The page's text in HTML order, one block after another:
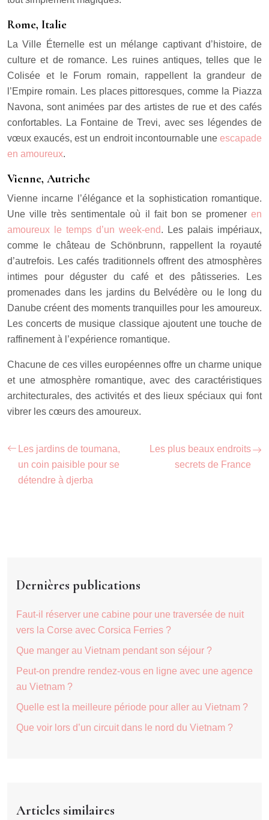
Rome, Italie
La Ville Éternelle est un mélange captivant d’histoire, de
culture et de romance. Les ruines antiques, telles que le
Colisée et le Forum romain, rappellent la grandeur de
l’Empire romain. Les places pittoresques, comme la Piazza
Navona, sont animées par des artistes de rue et des cafés
confortables. La Fontaine de Trevi, avec ses légendes de
vœux exaucés, est un endroit incontournable une escapade
en amoureux.
Vienne, Autriche
Vienne incarne l’élégance et la sophistication romantique.
Une ville très sentimentale où il fait bon se promener en
amoureux le temps d’un week-end. Les palais impériaux,
comme le château de Schönbrunn, rappellent la royauté
d’autrefois. Les cafés traditionnels offrent des atmosphères
intimes pour déguster du café et des pâtisseries. Les
promenades dans les jardins du Belvédère ou le long du
Danube créent des moments tranquilles pour les amoureux.
Les concerts de musique classique ajoutent une touche de
raffinement à l’expérience romantique.
Chacune de ces villes européennes offre un charme unique
et une atmosphère romantique, avec des caractéristiques
architecturales, des activités et des lieux spéciaux qui font
vibrer les cœurs des amoureux.
Les jardins de toumana,
un coin paisible pour se
détendre à djerba
Les plus beaux endroits
secrets de France
Dernières publications
Faut-il réserver une cabine pour une traversée de nuit
vers la Corse avec Corsica Ferries ?
Que manger au Vietnam pendant son séjour ?
Peut-on prendre rendez-vous en ligne avec une agence
au Vietnam ?
Quelle est la meilleure période pour aller au Vietnam ?
Que voir lors d’un circuit dans le nord du Vietnam ?
Articles similaires